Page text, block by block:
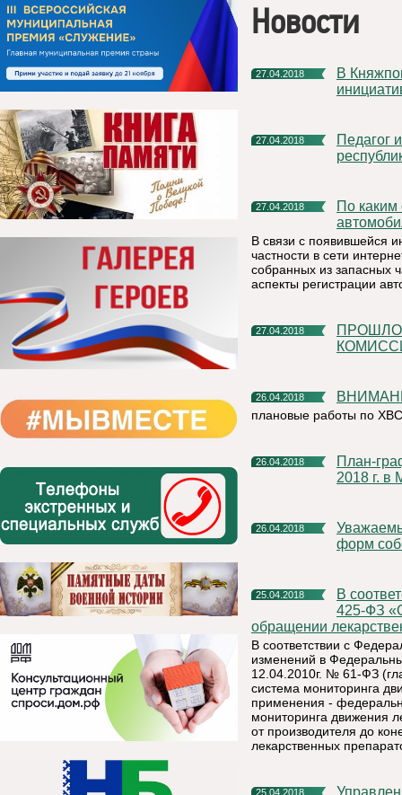
Новости
27.04.2018
В Княжпогостском районе продолжается сбор народных
27.04.2018
Педагог из п. Синдор заняла четвертое место в
27.04.2018
По каким основаниям в регистрации / перерегистрации
В связи с появившейся
частности в сети
собранных из запасных
аспекты регистрации
27.04.2018
ПРОШЛО ЗАСЕДАНИЕ АНТИТЕРРОРИСТИЧЕСКОЙ
26.04.2018
плановые работы по ХВС
26.04.2018
План-график акции «День открытых дверей» с 1 по 31 мая
2018 г. в
26.04.2018
Уважаемые руководители организаций и предприятий всех
форм
25.04.2018
В соответствии с Федеральным законом от 28.12.2017г. №
425-ФЗ
обращении
В соответствии с
изменений в
12.04.2010г. № 61-ФЗ
система мониторинга
применения -
мониторинга движения
от производителя до
лекарственных
25.04.2018
Управление Росреестра по Республике Коми: электронные